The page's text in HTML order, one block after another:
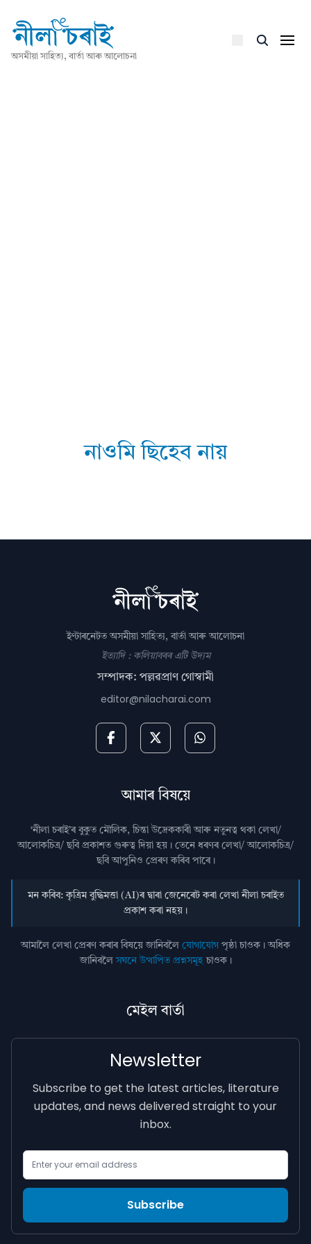
অসমীয়া সাহিত্য, বাৰ্তা আৰু আলোচনা
নাওমি ছিহেব নায়
ইণ্টাৰনেটত অসমীয়া সাহিত্য, বাৰ্তা আৰু আলোচনা
ইত্যাদি : কলিয়াবৰৰ এটি উদ্যম
সম্পাদক: পল্লৱপ্ৰাণ গোস্বামী
editor@nilacharai.com
আমাৰ বিষয়ে
‘নীলা চৰাই’ৰ বুকুত মৌলিক, চিন্তা উদ্রেককাৰী আৰু নতুনত্ব থকা লেখা/
আলোকচিত্ৰ/ ছবি প্রকাশত গুৰুত্ব দিয়া হয়। তেনে ধৰণৰ লেখা/ আলোকচিত্ৰ/
ছবি আপুনিও প্রেৰণ কৰিব পাৰে।
মন কৰিব: কৃত্ৰিম বুদ্ধিমত্তা (AI)ৰ দ্বাৰা জেনেৰেট কৰা লেখা নীলা চৰাইত
প্ৰকাশ কৰা নহয়।
আমালৈ লেখা প্ৰেৰণ কৰাৰ বিষয়ে জানিবলৈ যোগাযোগ পৃষ্ঠা চাওক। অধিক
জানিবলৈসঘনে উত্থাপিত প্ৰশ্নসমূহচাওক।
মেইল বাৰ্তা
Newsletter
Subscribe to get the latest articles, literature
updates, and news delivered straight to your
inbox.
Subscribe